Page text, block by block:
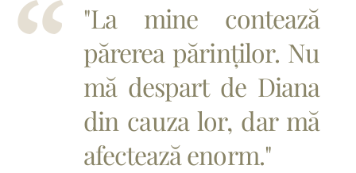
"La mine contează
părerea părinților. Nu
mă despart de Diana
din cauza lor, dar mă
afectează enorm."